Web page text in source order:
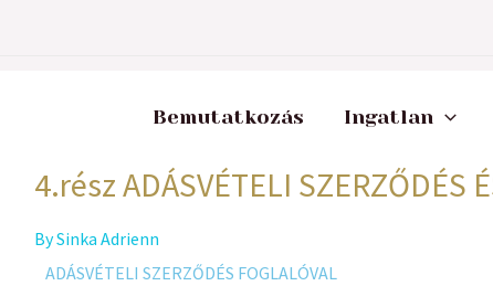
Bemutatkozás Ingatlan
4.rész ADÁSVÉTELI SZERZŐDÉS
BySinka Adrienn
ADÁSVÉTELI SZERZŐDÉS FOGLALÓVAL